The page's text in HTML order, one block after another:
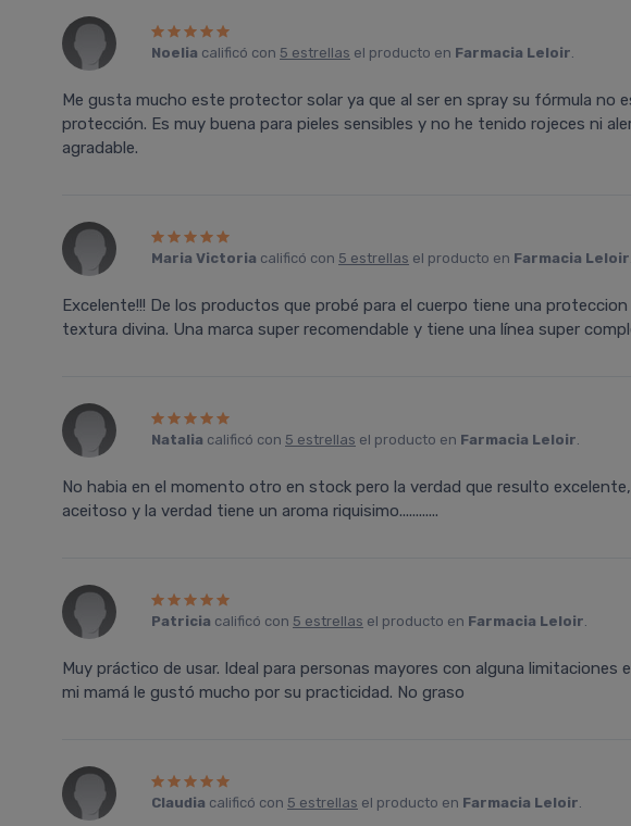
Noelia calificó con 5 estrellas el producto en Farmacia Leloir.
Me gusta mucho este protector solar ya que al ser en spray su fórmula no
protección. Es muy buena para pieles sensibles y no he tenido rojeces ni
agradable.
Maria Victoria calificó con 5 estrellas el producto en Farmacia Leloir
Excelente!!! De los productos que probé para el cuerpo tiene una proteccion
textura divina. Una marca super recomendable y tiene una línea super
Natalia calificó con 5 estrellas el producto en Farmacia Leloir.
No habia en el momento otro en stock pero la verdad que resulto
aceitoso y la verdad tiene un aroma riquisimo............
Patricia calificó con 5 estrellas el producto en Farmacia Leloir.
Muy práctico de usar. Ideal para personas mayores con alguna limitaciones
mi mamá le gustó mucho por su practicidad. No graso
Claudia calificó con 5 estrellas el producto en Farmacia Leloir.